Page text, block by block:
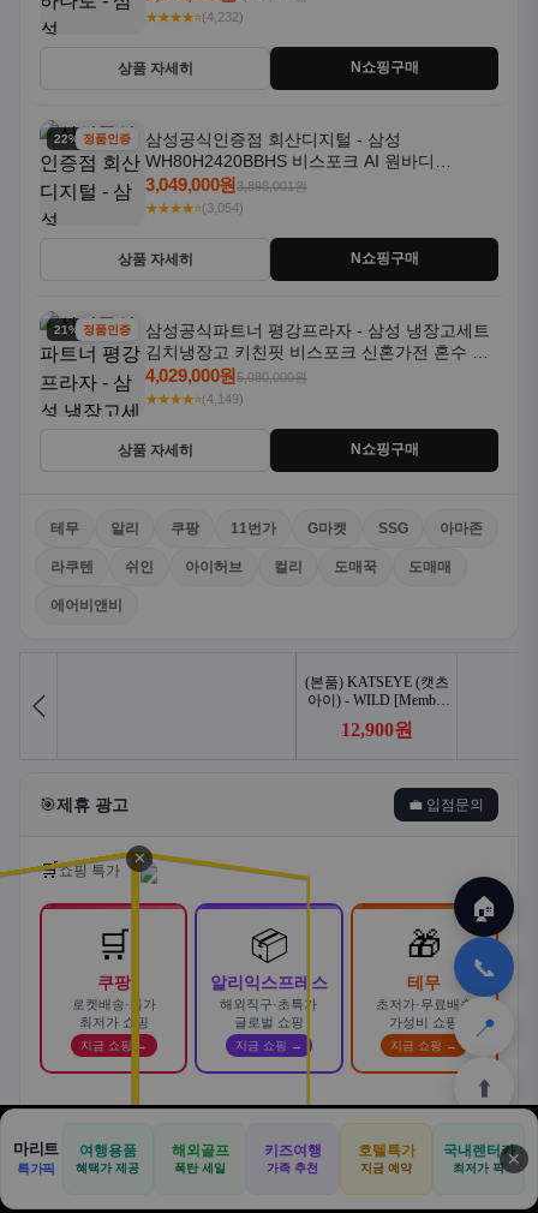
★★★★⭐(4,232)
상품 자세히 N쇼핑구매
22% 할인정품인증
삼성공식인증점 회산디지털 - 삼성
WH80H2420BBHS 비스포크 AI 원바디
24kg+20kg 세제자동투입 1등급
3,049,000원3,898,001원
★★★★⭐(3,054)
상품 자세히 N쇼핑구매
21% 할인정품인증
삼성공식파트너 평강프라자 - 삼성 냉장고세트
김치냉장고 키친핏 비스포크 신혼가전 혼수 입
주가전 빌트인 화이트
4,029,000원5,080,000원
★★★★⭐(4,149)
상품 자세히 N쇼핑구매
테무 알리 쿠팡 11번가 G마켓 SSG 아마존
라쿠텐 쉬인 아이허브 컬리 도매꾹 도매매
에어비앤비
🎯제휴 광고 💼 입점문의
🛒쇼핑 특가
🛒
쿠팡
로켓배송·특가
최저가 쇼핑
지금 쇼핑 →
📦
알리익스프레스
해외직구·초특가
글로벌 쇼핑
지금 쇼핑 →
🎁
테무
초저가·무료배송
가성비 쇼핑
지금 쇼핑 →
🚗
합리적으로
AD
카슐랭 · 신차 장기렌트 · 리스 · 월 렌탈료 비교
바로가기 →
🏠
✈️
공항
⛳
📋
🛒
쿠팡
🎁
테무
🏠
📞
📍
⬆️
🏠 📝
견적
🚐
기사등록
🛒
아마존
✕
마리트
특가픽
여행용품
혜택가 제공
해외골프
폭탄 세일
키즈여행
가족 추천
호텔특가
지금 예약
국내렌터카
최저가 픽 ✕